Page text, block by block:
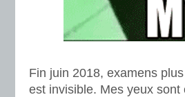
Fin juin 2018, examens
est invisible. Mes yeux sont